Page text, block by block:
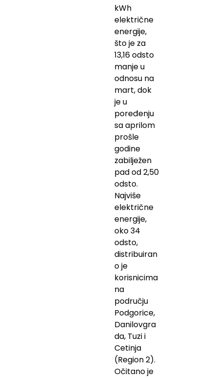
kWh
električne
energije,
što je za
13,16 odsto
manje u
odnosu na
mart, dok
je u
poređenju
sa aprilom
prošle
godine
zabilježen
pad od 2,50
odsto.
Najviše
električne
energije,
oko 34
odsto,
distribuiran
o je
korisnicima
na
području
Podgorice,
Danilovgra
da, Tuzi i
Cetinja
(Region 2).
Očitano je